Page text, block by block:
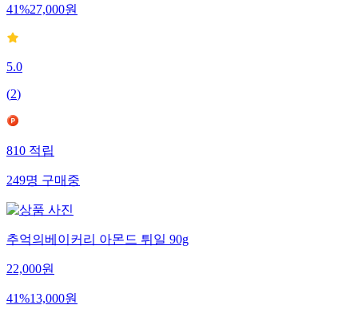
41%27,000원
5.0
(2)
810적립
249명구매중
추억의베이커리 아몬드 튀일 90g
22,000원
41%13,000원